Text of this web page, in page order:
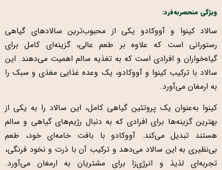
ویژگی منحصربه‌فرد:
سالاد کینوا و آووکادو یکی از محبوب‌ترین سالادهای گیاهی
رستورانی است که علاوه بر طعم عالی، گزینه‌ای کامل برای
گیاه‌خواران و افرادی است که به تغذیه سالم اهمیت می‌دهند. این
سالاد با ترکیب کینوا و آووکادو، یک وعده غذایی مغذی و سبک را
به ارمغان می‌آورد.
کینوا به‌عنوان یک پروتئین گیاهی کامل، این سالاد را به یکی از
بهترین گزینه‌ها برای افرادی که به دنبال رژیم‌های گیاهی و سالم
هستند تبدیل می‌کند. آووکادو با بافت خامه‌ای خود، طعم
بی‌نظیری به این سالاد می‌دهد و ترکیب آن با ذرت و نخود فرنگی،
تجربه‌ای لذیذ و انرژی‌زا برای مشتریان به ارمغان می‌آورد.